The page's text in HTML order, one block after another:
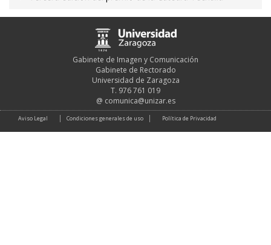
Gabinete de Imagen y Comunicación
Gabinete de Rectorado
Universidad de Zaragoza
T. 976 761 019
@ comunica@unizar.es
Aviso Legal Condiciones generales de uso Política de Privacidad